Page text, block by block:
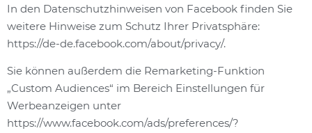
In den Datenschutzhinweisen von Facebook finden Sie
weitere Hinweise zum Schutz Ihrer Privatsphäre:
https://de-de.facebook.com/about/privacy/.
Sie können außerdem die Remarketing-Funktion
„Custom Audiences“ im Bereich Einstellungen für
Werbeanzeigen unter
https://www.facebook.com/ads/preferences/?